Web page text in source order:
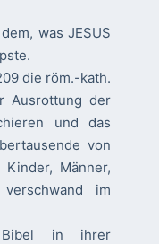
was JESUS
die röm.-kath.
Ausrottung der
und das
von
Männer,
im
Bibel in ihrer